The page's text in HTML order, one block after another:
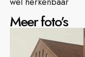
Meer foto’s